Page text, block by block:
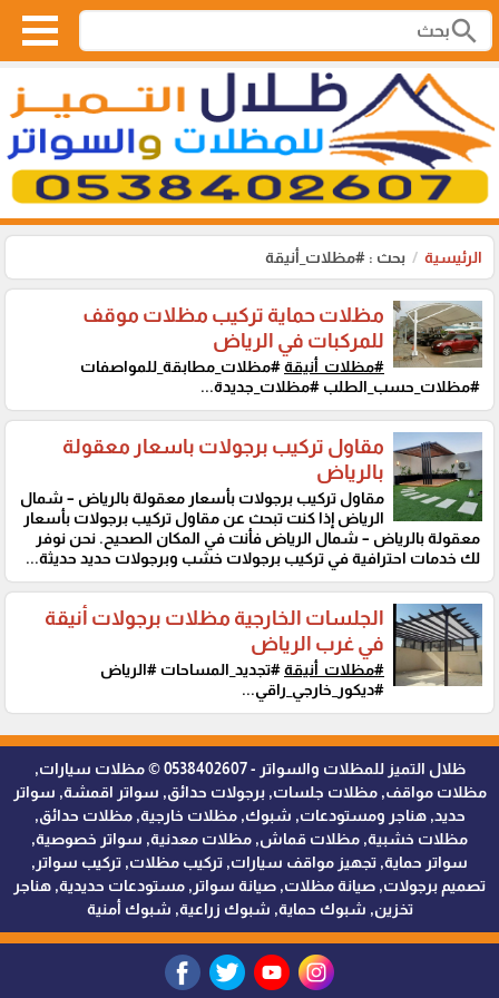
search
الرئيسية بحث : #مظلات_أنيقة
مظلات حماية تركيب مظلات موقف
للمركبات في الرياض
#مظلات_أنيقة#مظلات_مطابقة_للمواصفات
#مظلات_حسب_الطلب #مظلات_جديدة...
مقاول تركيب برجولات باسعار معقولة
بالرياض
مقاول تركيب برجولات بأسعار معقولة بالرياض – شمال
الرياض إذا كنت تبحث عن مقاول تركيب برجولات بأسعار
معقولة بالرياض – شمال الرياض فأنت في المكان الصحيح. نحن نوفر
لك خدمات احترافية في تركيب برجولات خشب وبرجولات حديد حديثة...
الجلسات الخارجية مظلات برجولات أنيقة
في غرب الرياض
#مظلات_أنيقة#تجديد_المساحات #الرياض
#ديكور_خارجي_راقي...
ظلال التميز للمظلات والسواتر - 0538402607 © مظلات سيارات,
مظلات مواقف, مظلات جلسات, برجولات حدائق, سواتر اقمشة, سواتر
حديد, هناجر ومستودعات, شبوك, مظلات خارجية, مظلات حدائق,
مظلات خشبية, مظلات قماش, مظلات معدنية, سواتر خصوصية,
سواتر حماية, تجهيز مواقف سيارات, تركيب مظلات, تركيب سواتر,
تصميم برجولات, صيانة مظلات, صيانة سواتر, مستودعات حديدية, هناجر
تخزين, شبوك حماية, شبوك زراعية, شبوك أمنية